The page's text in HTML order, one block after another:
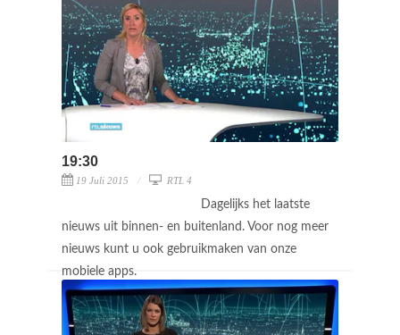
19:30
19 Juli 2015 RTL 4
Dagelijks het laatste
nieuws uit binnen- en buitenland. Voor nog meer
nieuws kunt u ook gebruikmaken van onze
mobiele apps.